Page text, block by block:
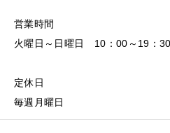
営業時間
火曜日～日曜日 10：00～19：30
定休日
毎週月曜日